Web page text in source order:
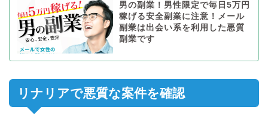
男の副業！男性限定で毎日5万円
稼げる安全副業に注意！メール
副業は出会い系を利用した悪質
副業です
リナリアで悪質な案件を確認